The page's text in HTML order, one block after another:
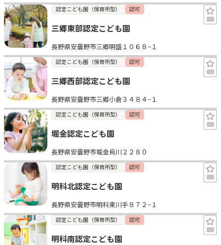
認定こども園（保育所型） 認可
三郷東部認定こども園
長野県安曇野市三郷明盛１０６８−１
認定こども園（保育所型） 認可
三郷西部認定こども園
長野県安曇野市三郷小倉３４８４−１
認定こども園（保育所型） 認可
堀金認定こども園
長野県安曇野市堀金烏川２２８０
認定こども園（保育所型） 認可
明科北認定こども園
長野県安曇野市明科東川手８７２−１
認定こども園（保育所型） 認可
明科南認定こども園